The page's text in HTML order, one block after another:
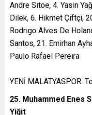
Andre Sıtoe, 4. Yasin
Dilek, 6. Hikmet Çiftçi,
Rodrıgo Alves De
Santos, 21. Emirhan
Paulo Rafael Pereıra
YENİ MALATYASPOR:
25. Muhammed Enes
Yiğit